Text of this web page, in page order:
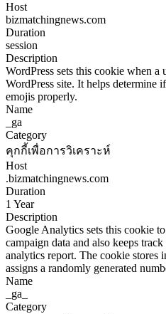
Host
bizmatchingnews.com
Duration
session
Description
WordPress sets this cookie when a
WordPress site. It helps determine
emojis properly.
Name
_ga
Category
คุกกี้เพื่อการวิเคราะห์
Host
.bizmatchingnews.com
Duration
1 Year
Description
Google Analytics sets this cookie
campaign data and also keeps
analytics report. The cookie stores
assigns a randomly generated
Name
_ga_
Category